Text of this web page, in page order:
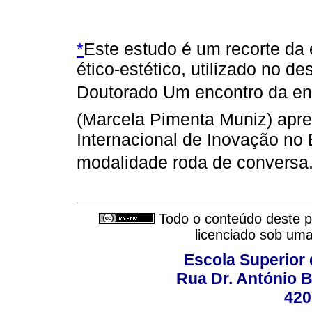
*Este estudo é um recorte
ético-estético, utilizado no
Doutorado Um encontro da
(Marcela Pimenta Muniz)
Internacional de Inovação
modalidade roda de
Todo o conteúdo deste
licenciado sob
Escola Superior
Rua Dr. António